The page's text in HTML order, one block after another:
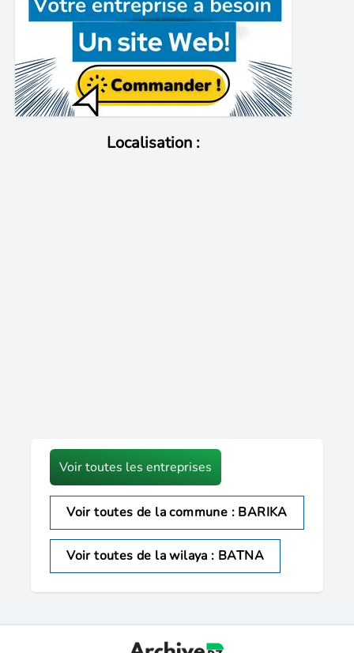
Localisation :
Voir toutes les entreprises
Voir toutes de la commune : BARIKA
Voir toutes de la wilaya : BATNA